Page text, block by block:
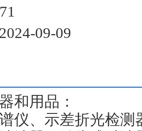
09-09
和用品：
仪、示差折光检